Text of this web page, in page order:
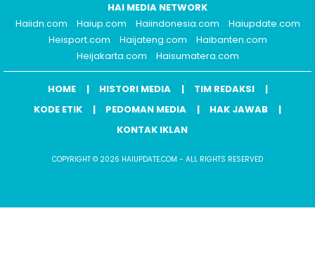
HAI MEDIA NETWORK
Haiidn.com
Haiup.com Haiindonesia.com
Haiupdate.com
Heisport.com
Haijateng.com
Haibanten.com
Heijakarta.com
Haisumatera.com
HOME HISTORI MEDIA
TIM REDAKSI
KODE ETIK
PEDOMAN MEDIA
HAK JAWAB
KONTAK IKLAN
COPYRIGHT © 2026 HAIUPDATE.COM - ALL RIGHTS RESERVED